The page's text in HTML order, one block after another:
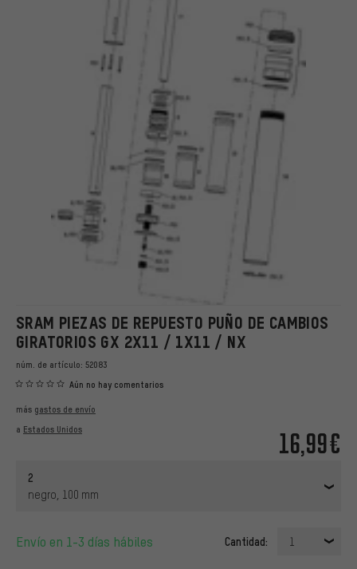
SRAM PIEZAS DE REPUESTO PUÑO DE CAMBIOS
GIRATORIOS GX 2X11 / 1X11 / NX
núm. de artículo: 52083
Aún no hay comentarios
16,99€
más gastos de envío
a Estados Unidos
2
negro, 100 mm
Envío en 1-3 días hábiles Cantidad: 1